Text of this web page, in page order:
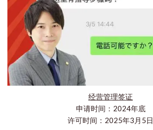
经营管理签证
申请时间：2024年底
许可时间：2025年3月5日